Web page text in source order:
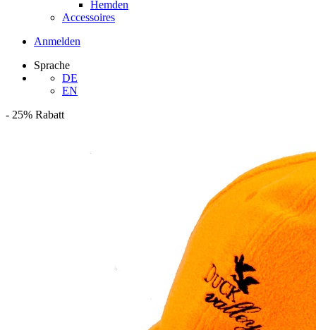
Hemden
Accessoires
Anmelden
Sprache
DE
EN
- 25% Rabatt